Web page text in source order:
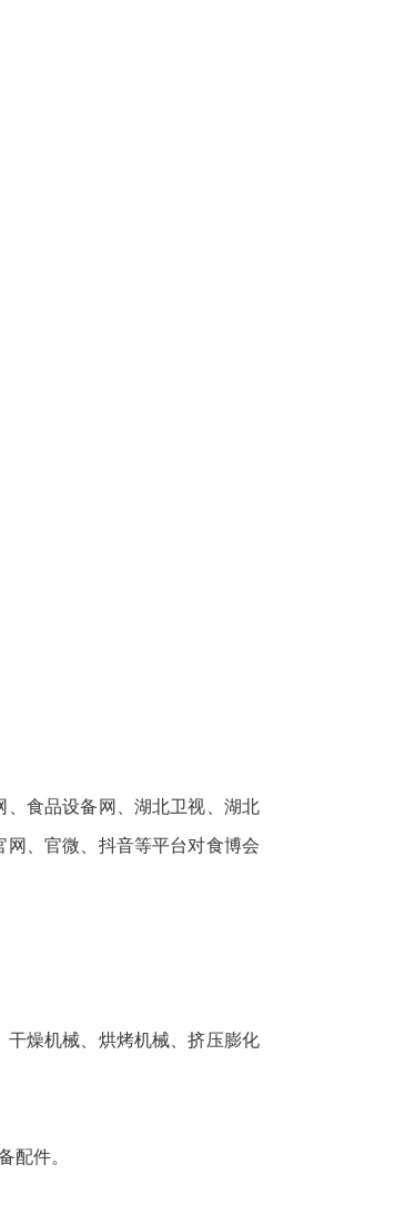
食品设备网、湖北卫视、湖北
、官微、抖音等平台对食博会
干燥机械、烘烤机械、挤压膨化
配件。